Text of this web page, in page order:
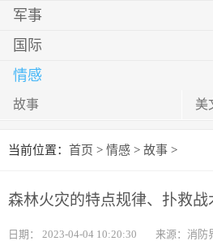
军事
国际
情感
故事 美
当前位置： 首页 > 情感 > 故事 >
森林火灾的特点规律、扑救
日期： 2023-04-04 10:20:30 来源：消防